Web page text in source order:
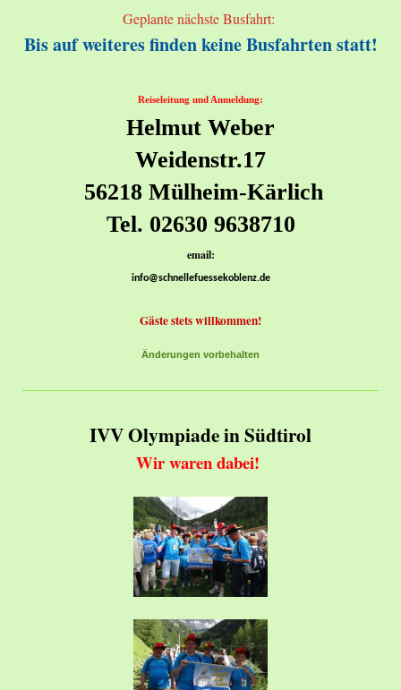
Geplante nächste Busfahrt:
Bis auf weiteres finden keine Busfahrten statt!
Reiseleitung und Anmeldung:
Helmut Weber
Weidenstr.17
56218 Mülheim-Kärlich
Tel. 02630 9638710
email:
info@schnellefuessekoblenz.de
Gäste stets willkommen!
Änderungen vorbehalten
IVV Olympiade in Südtirol
Wir waren dabei!